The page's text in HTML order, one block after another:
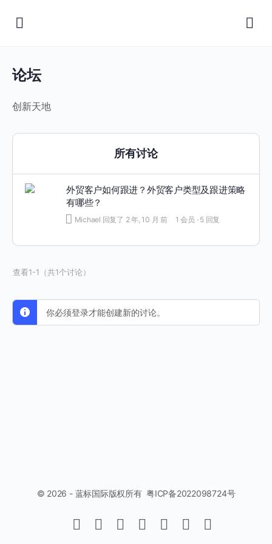
论坛
创新天地
所有讨论
外贸客户如何跟进？外贸客户类型及跟进策略
有哪些？
Michael 回复了 2 年, 10 月 前 1 会员 · 5 回复
查看1-1（共1个讨论）
你必须登录才能创建新的讨论。
© 2026 - 蓝标国际版权所有 粤ICP备2022098724号